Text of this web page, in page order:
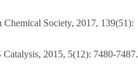
Society, 2017, 139(51):
2015, 5(12): 7480-7487.